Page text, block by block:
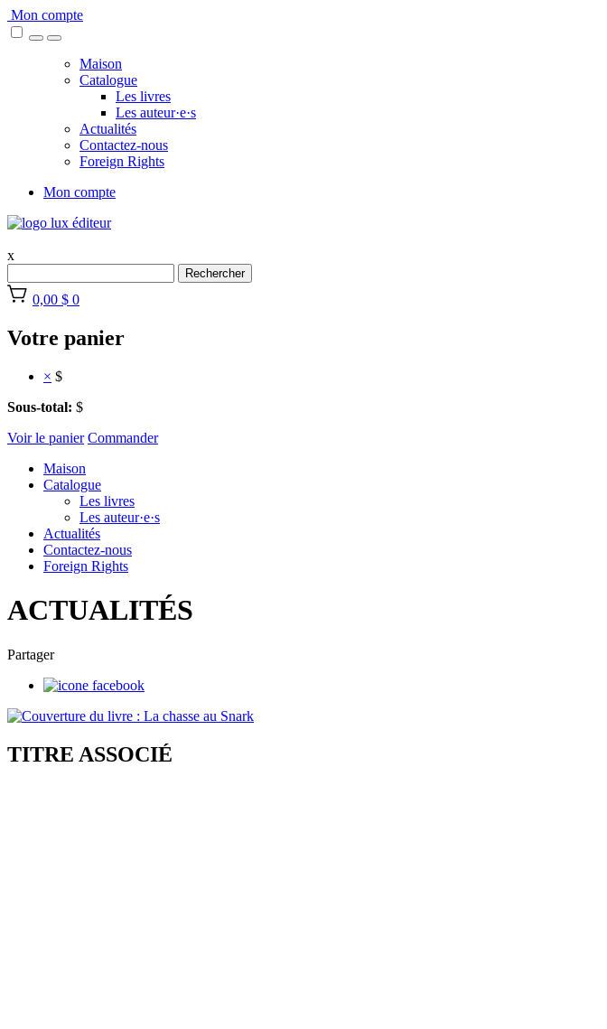
Skip
to
Mon compte
Maison
Catalogue
Les livres
Les auteur·e·s
Actualités
Contactez-nous
Foreign Rights
Mon compte
x
Rechercher
0,00 $ 0
Votre panier
× $
Sous-total: $
Voir le panier Commander
Maison
Catalogue
Les livres
Les auteur·e·s
Actualités
Contactez-nous
Foreign Rights
ACTUALITÉS
Partager
TITRE ASSOCIÉ